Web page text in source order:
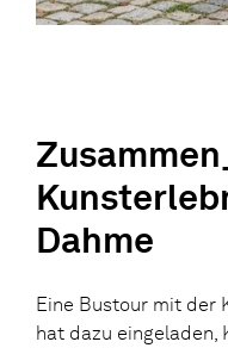
Dahme
Eine Bustour mit der
hat dazu eingeladen,